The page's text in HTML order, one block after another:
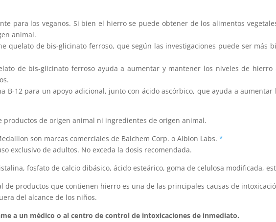
para los veganos. Si bien el hierro se puede obtener de los alimentos
animal.
quelato de bis-glicinato ferroso, que según las investigaciones puede ser más
de bis-glicinato ferroso ayuda a aumentar y mantener los niveles de
B-12 para un apoyo adicional, junto con ácido ascórbico, que ayuda a
productos de origen animal ni ingredientes de origen animal.
son marcas comerciales de Balchem ​​Corp. o Albion Labs.*
exclusivo de adultos. No exceda la dosis recomendada.
fosfato de calcio dibásico, ácido esteárico, goma de celulosa modificada,
de productos que contienen hierro es una de las principales causas de
del alcance de los niños.
a un médico o al centro de control de intoxicaciones de inmediato.